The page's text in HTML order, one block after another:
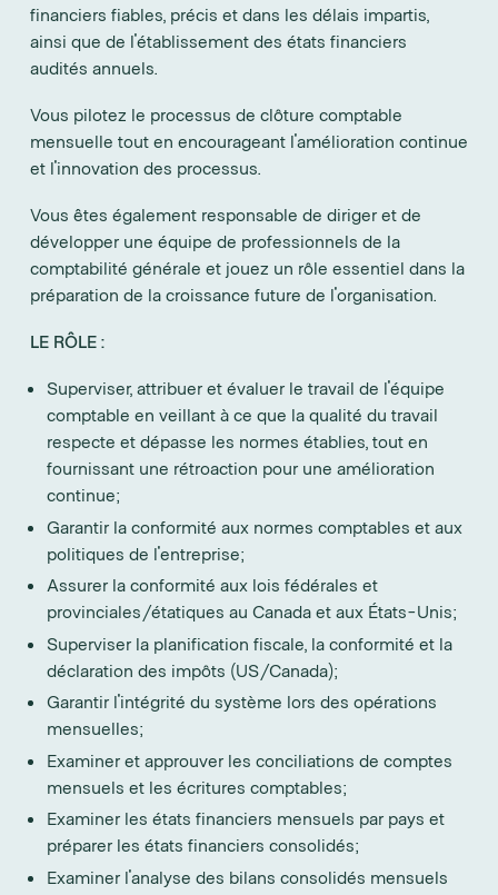
financiers fiables, précis et dans les délais impartis,
ainsi que de l'établissement des états financiers
audités annuels.
Vous pilotez le processus de clôture comptable
mensuelle tout en encourageant l'amélioration continue
et l'innovation des processus.
Vous êtes également responsable de diriger et de
développer une équipe de professionnels de la
comptabilité générale et jouez un rôle essentiel dans la
préparation de la croissance future de l'organisation.
LE RÔLE :
Superviser, attribuer et évaluer le travail de l'équipe
comptable en veillant à ce que la qualité du travail
respecte et dépasse les normes établies, tout en
fournissant une rétroaction pour une amélioration
continue;
Garantir la conformité aux normes comptables et aux
politiques de l'entreprise;
Assurer la conformité aux lois fédérales et
provinciales/étatiques au Canada et aux États-Unis;
Superviser la planification fiscale, la conformité et la
déclaration des impôts (US/Canada);
Garantir l'intégrité du système lors des opérations
mensuelles;
Examiner et approuver les conciliations de comptes
mensuels et les écritures comptables;
Examiner les états financiers mensuels par pays et
préparer les états financiers consolidés;
Examiner l'analyse des bilans consolidés mensuels